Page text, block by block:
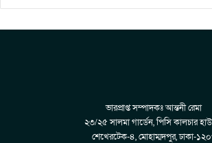
ভারপ্রাপ্ত সম্পাদকঃ আন্তনী রেমা
২৩/২৫ সালমা গার্ডেন, পিসি কালচার
শেখেরটেক-৪, মোহাম্মদপুর, ঢাকা-